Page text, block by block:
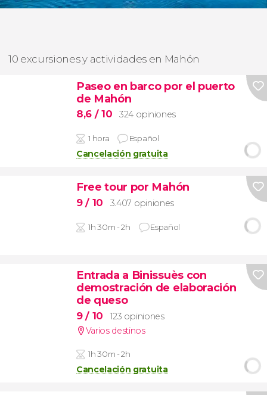
10 excursiones y actividades en Mahón
Paseo en barco por el puerto
de Mahón
8,6 / 10 324 opiniones
1 hora Español
Cancelación gratuita
Free tour por Mahón
9/ 10 3.407 opiniones
1h 30m - 2h Español
Entrada a Binissuès con
demostración de elaboración
de queso
9/ 10
123 opiniones
Varios destinos
1h 30m - 2h
Cancelación gratuita